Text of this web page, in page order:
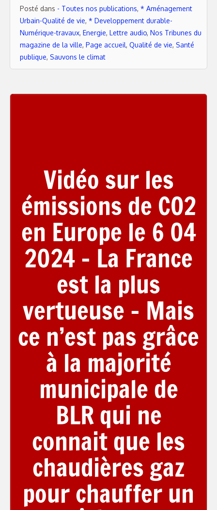
Posté dans - Toutes nos publications, * Aménagement
Urbain-Qualité de vie, * Developpement durable-
Numérique-travaux, Energie, Lettre audio, Nos Tribunes du
magazine de la ville, Page accueil, Qualité de vie, Santé
publique, Sauvons le climat
Vidéo sur les
émissions de CO2
en Europe le 6 04
2024 – La France
est la plus
vertueuse – Mais
ce n’est pas grâce
à la majorité
municipale de
BLR qui ne
connait que les
chaudières gaz
pour chauffer un